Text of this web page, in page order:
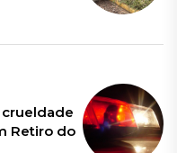
Retiro do